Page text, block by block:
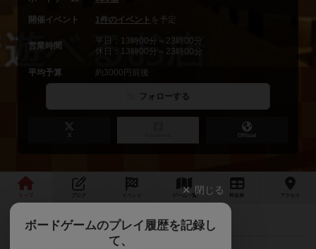
開催イベント 1件のイベント を予定
営業時間
平日：13時00分～23時00分
休日：13時00分～23時00分
平均予算 約3000円前後
フォローする
X Official
ゲーム 一覧 料金 アクセス
最新情報 お得な料金プランの新設です！
閉じる
ボードゲームのプレイ履歴を記録し
て、